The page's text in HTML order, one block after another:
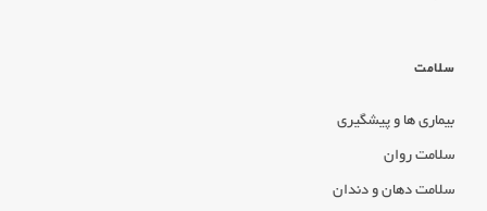
سلامت
بیماری ها و پیشگیری
سلامت روان
سلامت دهان و دندان